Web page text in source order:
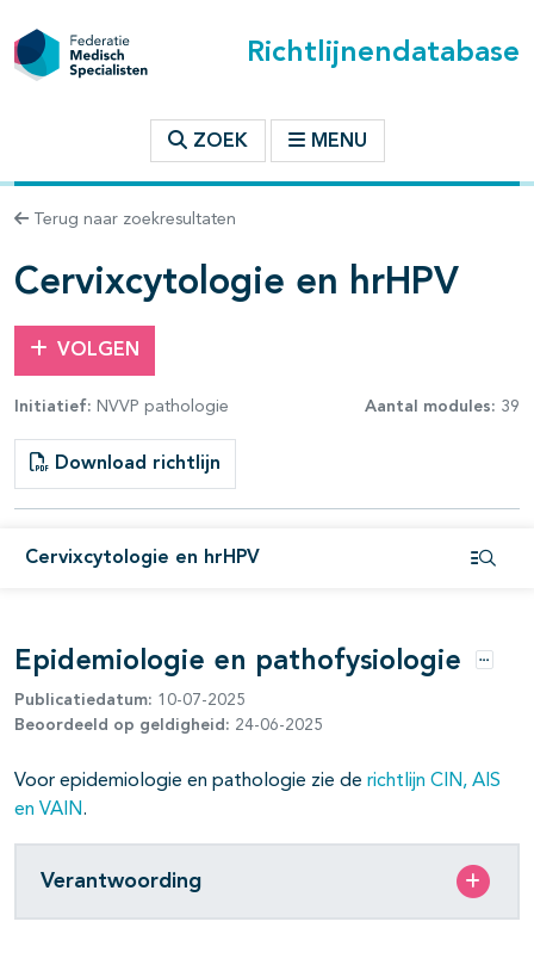
Richtlijnendatabase
ZOEK MENU
Terug naar zoekresultaten
Cervixcytologie en hrHPV
VOLGEN
Initiatief: NVVP pathologie Aantal modules: 39
Download richtlijn
Cervixcytologie en hrHPV
binnen deze richtlijn
open- en dichtklappen
open- en dichtklappen
open- en dichtklappen
open- en dichtklappen
Epidemiologie en pathofysiologie Opties
Publicatiedatum: 10-07-2025
Beoordeeld op geldigheid: 24-06-2025
Voor epidemiologie en pathologie zie de richtlijn CIN, AIS
en VAIN.
Verantwoording